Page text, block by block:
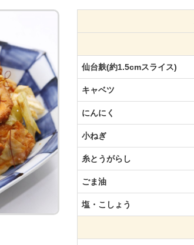
仙台麸(約1.5cmスライス)
キャベツ
にんにく
小ねぎ
糸とうがらし
ごま油
塩・こしょう